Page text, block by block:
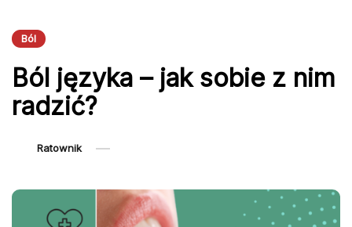
bezpośrednio
medycznego.
Ból
Ból języka – jak sobie z nim
radzić?
Ratownik